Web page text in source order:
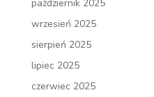
październik 2025
wrzesień 2025
sierpień 2025
lipiec 2025
czerwiec 2025